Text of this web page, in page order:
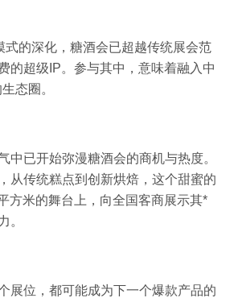
式的深化，糖酒会已超越传统展会范
的超级IP。参与其中，意味着融入中
态圈。
中已开始弥漫糖酒会的商机与热度。
从传统糕点到创新烘焙，这个甜蜜的
方米的舞台上，向全国客商展示其*
。
展位，都可能成为下一个爆款产品的